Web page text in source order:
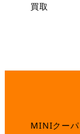
買取
MINIクーパ